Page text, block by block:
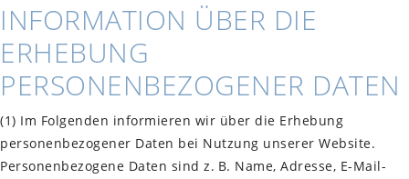
INFORMATION ÜBER DIE
ERHEBUNG
PERSONENBEZOGENER DATEN
(1) Im Folgenden informieren wir über die Erhebung
personenbezogener Daten bei Nutzung unserer Website.
Personenbezogene Daten sind z. B. Name, Adresse, E-Mail-